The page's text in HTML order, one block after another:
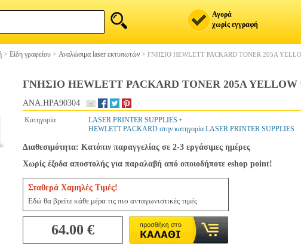
Αγορά
χωρίς εγγραφή
> Είδη γραφείου > Αναλώσιμα laser εκτυπωτών > ΓΝΗΣΙΟ HEWLETT PACKARD TONER 205A
ΓΝΗΣΙΟ HEWLETT PACKARD TONER 205A
ANA.HPA90304
Κατηγορία LASER PRINTER SUPPLIES •
HEWLETT PACKARD στην κατηγορία LASER PRINTER SUPPLIES
Διαθεσιμότητα: Κατόπιν παραγγελίας σε 2-3 εργάσιμες ημέρες
Χωρίς έξοδα αποστολής για παραλαβή από οποιοδήποτε eshop point!
Σταθερά Χαμηλές Τιμές!
Εδώ θα βρείτε κάθε μέρα τις πιο ανταγωνιστικές τιμές
64.00 €